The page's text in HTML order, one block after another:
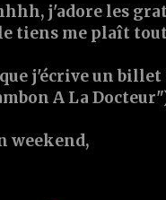
j'adore les
tiens me plaît
j'écrive un billet
A La
weekend,